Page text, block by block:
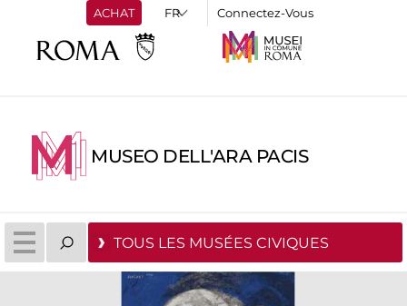
ACHAT Connectez-Vous
MUSEO DELL'ARA PACIS
TOUS LES MUSÉES CIVIQUES